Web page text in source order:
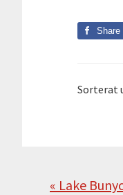
Share
Sorterat
Föregående
« Lake